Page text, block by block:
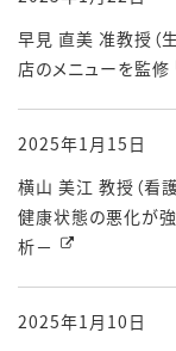
早見 直美 准教授（
店のメニューを監修
2025年1月15日
横山 美江 教授（看
健康状態の悪化が
析－
2025年1月10日